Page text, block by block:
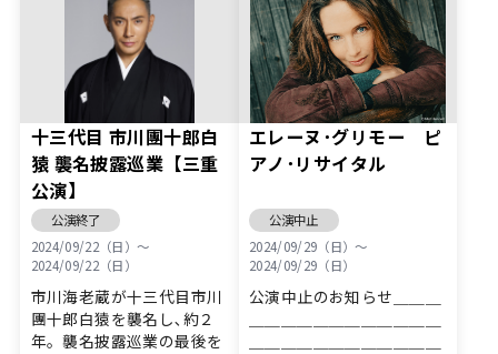
十三代目 市川團十郎白
猿 襲名披露巡業【三重
公演】
公演終了
2024/09/22（日）〜
2024/09/22（日）
市川海老蔵が十三代目市川
團十郎白猿を襲名し､約２
年。襲名披露巡業の最後を
エレーヌ･グリモー ピ
アノ･リサイタル
公演中止
2024/09/29（日）〜
2024/09/29（日）
公演中止のお知らせ＿＿＿